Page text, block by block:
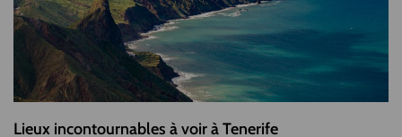
Lieux incontournables à voir à Tenerife